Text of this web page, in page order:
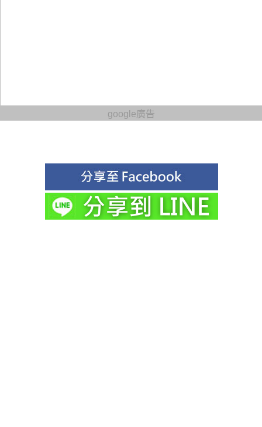
google廣告